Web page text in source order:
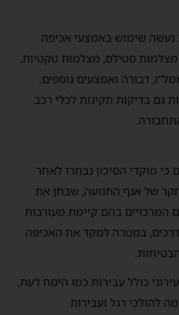
נעשה שימוש באמצעי אכיפה
סטילס, מצלמות טקטיות,
דבורה ואמצעים נוספים.
גם בדיקות תקינות לכלי רכב
כי מוקדי הסיכון נבחרו לאחר
של אגף התנועה, שבחן את
המרכזיים בהם קיימת מעורבות
דרכים, במטרה למקד את האכיפה
כולל עבירות כמו היסח דעת,
להולכי רגל ועבירות